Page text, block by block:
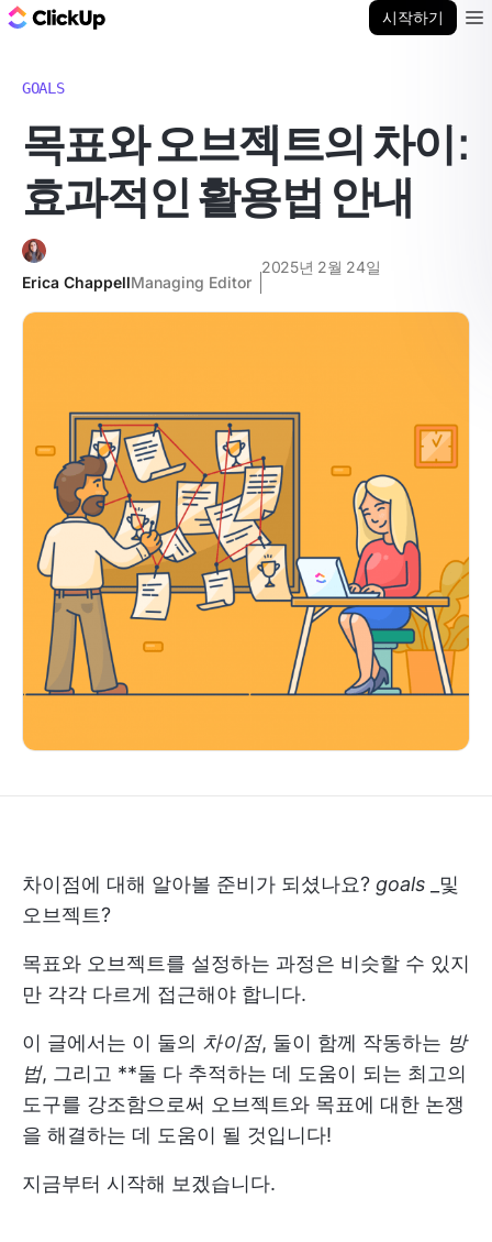
시작하기
GOALS
목표와 오브젝트의 차이:
효과적인 활용법 안내
Erica ChappellManaging Editor
2025년 2월 24일
차이점에 대해 알아볼 준비가 되셨나요? goals _및
오브젝트?
목표와 오브젝트를 설정하는 과정은 비슷할 수 있지
만 각각 다르게 접근해야 합니다.
이 글에서는 이 둘의 차이점, 둘이 함께 작동하는 방
법, 그리고 **둘 다 추적하는 데 도움이 되는 최고의
도구를 강조함으로써 오브젝트와 목표에 대한 논쟁
을 해결하는 데 도움이 될 것입니다!
지금부터 시작해 보겠습니다.